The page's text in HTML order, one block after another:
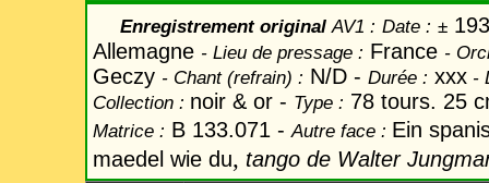
Enregistrement originalAV1 : Date : ±
Allemagne - Lieu de pressage : France -
Geczy - Chant(refrain) : N/D - Durée : xxx -
Collection : noir & or - Type : 78 tours. 25
Matrice : B 133.071 - Autre face : Ein
maedel wie du, tango de Walter